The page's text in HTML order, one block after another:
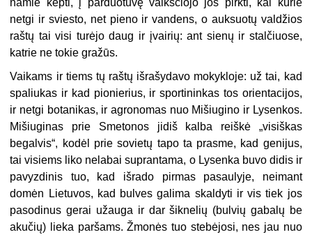
namie kepti, į parduotuvę vaikščiojo jos pirkti, kai kurie
netgi ir sviesto, net pieno ir vandens, o auksuotų valdžios
raštų tai visi turėjo daug ir įvairių: ant sienų ir stalčiuose,
katrie ne tokie gražūs.
Vaikams ir tiems tų raštų išrašydavo mokykloje: už tai, kad
spaliukas ir kad pionierius, ir sportininkas tos orientacijos,
ir netgi botanikas, ir agronomas nuo Mišiugino ir Lysenkos.
Mišiuginas prie Smetonos jidiš kalba reiškė „visiškas
begalvis“, kodėl prie sovietų tapo ta prasme, kad genijus,
tai visiems liko nelabai suprantama, o Lysenka buvo didis ir
pavyzdinis tuo, kad išrado pirmas pasaulyje, neimant
domėn Lietuvos, kad bulves galima skaldyti ir vis tiek jos
pasodinus gerai užauga ir dar šiknelių (bulvių gabalų be
akučių) lieka paršams. Žmonės tuo stebėjosi, nes jau nuo